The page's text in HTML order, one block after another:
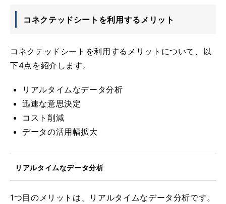
コネクテッドシートを利用するメリット
コネクテッドシートを利用するメリットについて、以
下4点を紹介します。
リアルタイムなデータ分析
迅速な意思決定
コスト削減
データの活用幅拡大
リアルタイムなデータ分析
1つ目のメリットは、リアルタイムなデータ分析です。